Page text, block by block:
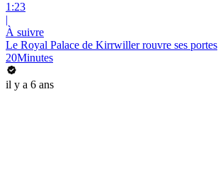
1:23
|
À suivre
Le Royal Palace de Kirrwiller rouvre ses portes
20Minutes
il y a 6 ans